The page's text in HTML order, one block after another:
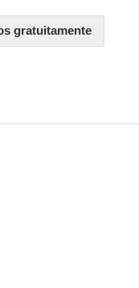
gratuitamente